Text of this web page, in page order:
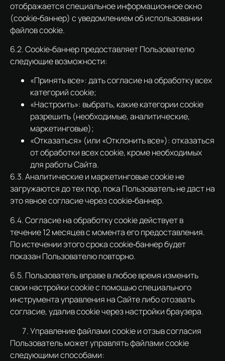
отображается специальное информационное окно
(cookie‑баннер) с уведомлением об использовании
файлов cookie.
6.2. Cookie‑баннер предоставляет Пользователю
следующие возможности:
«Принять все»: дать согласие на обработку всех
категорий cookie;
«Настроить»: выбрать, какие категории cookie
разрешить (необходимые, аналитические,
маркетинговые);
«Отказаться» (или «Отклонить все»): отказаться
от обработки всех cookie, кроме необходимых
для работы Сайта.
6.3. Аналитические и маркетинговые cookie не
загружаются до тех пор, пока Пользователь не даст на
это явное согласие через cookie‑баннер.
6.4. Согласие на обработку cookie действует в
течение 12 месяцев с момента его предоставления.
По истечении этого срока cookie‑баннер будет
показан Пользователю повторно.
6.5. Пользователь вправе в любое время изменить
свои настройки cookie с помощью специального
инструмента управления на Сайте либо отозвать
согласие, удалив cookie через настройки браузера.
Управление файлами cookie и отзыв согласия
Пользователь может управлять файлами cookie
следующими способами: